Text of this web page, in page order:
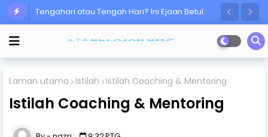
Tengahari atau Tengah Hari? Ini Ejaan Betul
Laman utama Istilah Istilah Coaching & Mentoring
Istilah Coaching & Mentoring